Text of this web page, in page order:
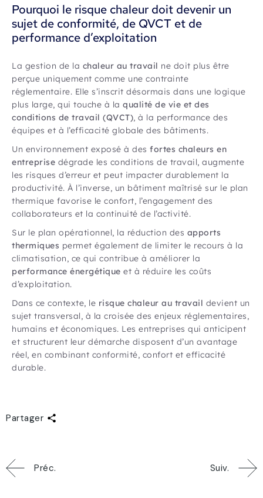
Pourquoi le risque chaleur doit devenir un
sujet de conformité, de QVCT et de
performance d’exploitation
La gestion de la chaleur au travail ne doit plus être
perçue uniquement comme une contrainte
réglementaire. Elle s’inscrit désormais dans une logique
plus large, qui touche à la qualité de vie et des
conditions de travail (QVCT), à la performance des
équipes et à l’efficacité globale des bâtiments.
Un environnement exposé à des fortes chaleurs en
entreprise dégrade les conditions de travail, augmente
les risques d’erreur et peut impacter durablement la
productivité. À l’inverse, un bâtiment maîtrisé sur le plan
thermique favorise le confort, l’engagement des
collaborateurs et la continuité de l’activité.
Sur le plan opérationnel, la réduction des apports
thermiques permet également de limiter le recours à la
climatisation, ce qui contribue à améliorer la
performance énergétique et à réduire les coûts
d’exploitation.
Dans ce contexte, le risque chaleur au travail devient un
sujet transversal, à la croisée des enjeux réglementaires,
humains et économiques. Les entreprises qui anticipent
et structurent leur démarche disposent d’un avantage
réel, en combinant conformité, confort et efficacité
durable.
Partager
Préc. Suiv.